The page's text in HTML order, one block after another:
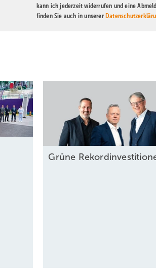
kann ich jederzeit widerrufen und eine
finden Sie auch in unserer
Grüne